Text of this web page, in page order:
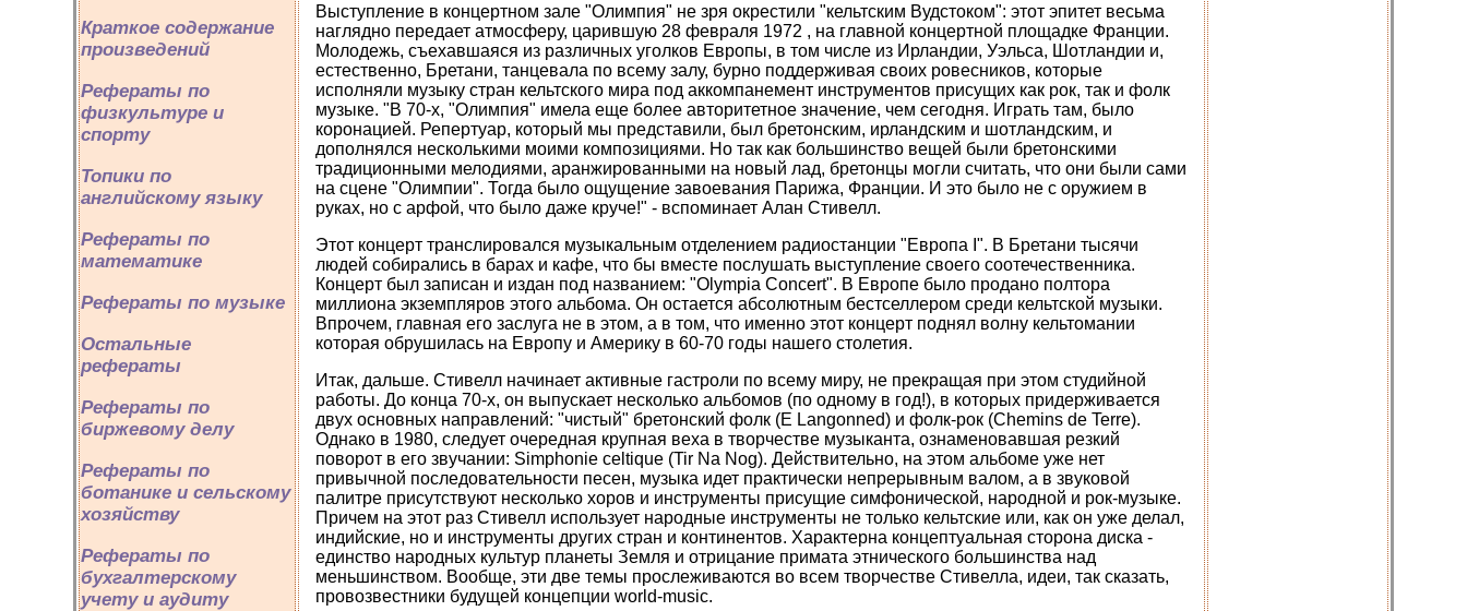
Краткое содержание
произведений
Рефераты по
физкультуре и
спорту
Топики по
английскому языку
Рефераты по
математике
Рефераты по музыке
Остальные
рефераты
Рефераты по
биржевому делу
Рефераты по
ботанике и сельскому
хозяйству
Рефераты по
бухгалтерскому
учету и аудиту
Выступление в концертном зале "Олимпия" не зря окрестили "кельтским Вудстоком": этот эпитет весьма
наглядно передает атмосферу, царившую 28 февраля 1972 , на главной концертной площадке Франции.
Молодежь, съехавшаяся из различных уголков Европы, в том числе из Ирландии, Уэльса, Шотландии и,
естественно, Бретани, танцевала по всему залу, бурно поддерживая своих ровесников, которые
исполняли музыку стран кельтского мира под аккомпанемент инструментов присущих как рок, так и фолк
музыке. "В 70-х, "Олимпия" имела еще более авторитетное значение, чем сегодня. Играть там, было
коронацией. Репертуар, который мы представили, был бретонским, ирландским и шотландским, и
дополнялся несколькими моими композициями. Но так как большинство вещей были бретонскими
традиционными мелодиями, аранжированными на новый лад, бретонцы могли считать, что они были сами
на сцене "Олимпии". Тогда было ощущение завоевания Парижа, Франции. И это было не с оружием в
руках, но с арфой, что было даже круче!" - вспоминает Алан Стивелл.
Этот концерт транслировался музыкальным отделением радиостанции "Европа I". В Бретани тысячи
людей собирались в барах и кафе, что бы вместе послушать выступление своего соотечественника.
Концерт был записан и издан под названием: "Olympia Concert". В Европе было продано полтора
миллиона экземпляров этого альбома. Он остается абсолютным бестселлером среди кельтской музыки.
Впрочем, главная его заслуга не в этом, а в том, что именно этот концерт поднял волну кельтомании
которая обрушилась на Европу и Америку в 60-70 годы нашего столетия.
Итак, дальше. Стивелл начинает активные гастроли по всему миру, не прекращая при этом студийной
работы. До конца 70-х, он выпускает несколько альбомов (по одному в год!), в которых придерживается
двух основных направлений: "чистый" бретонский фолк (E Langonned) и фолк-рок (Chemins de Terre).
Однако в 1980, следует очередная крупная веха в творчестве музыканта, ознаменовавшая резкий
поворот в его звучании: Simphonie celtique (Tir Na Nog). Действительно, на этом альбоме уже нет
привычной последовательности песен, музыка идет практически непрерывным валом, а в звуковой
палитре присутствуют несколько хоров и инструменты присущие симфонической, народной и рок-музыке.
Причем на этот раз Стивелл использует народные инструменты не только кельтские или, как он уже делал,
индийские, но и инструменты других стран и континентов. Характерна концептуальная сторона диска -
единство народных культур планеты Земля и отрицание примата этнического большинства над
меньшинством. Вообще, эти две темы прослеживаются во всем творчестве Стивелла, идеи, так сказать,
провозвестники будущей концепции world-music.